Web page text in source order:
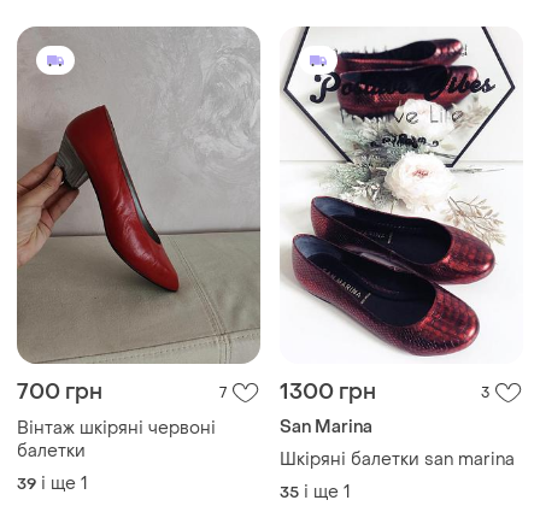
700 грн 7
Вінтаж шкіряні червоні
балетки
39 і ще 1
1300 грн 3
San Marina
Шкіряні балетки san marina
35 і ще 1